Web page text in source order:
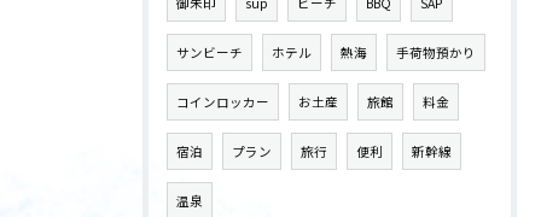
サンビーチ ホテル 熱海 手荷物預かり
コインロッカー お土産 旅館 料金
宿泊 プラン 旅行 便利 新幹線
温泉